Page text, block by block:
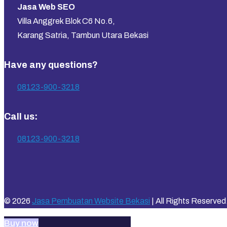
Jasa Web SEO
Villa Anggrek Blok C6 No.6,
Karang Satria, Tambun Utara Bekasi
Have any questions?
08123-900-3218
Call us:
08123-900-3218
© 2026 Jasa Pembuatan Website Bekasi | All Rights
Buy now